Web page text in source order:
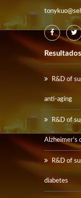
R&D of
anti-aging
R&D of
Alzheimer’s
R&D of
diabetes